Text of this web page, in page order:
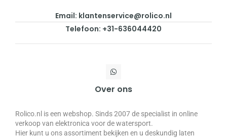
Email: klantenservice@rolico.nl
Telefoon: +31-636044420
Over ons
Rolico.nl is een webshop. Sinds 2007 de specialist in online
verkoop van elektronica voor de watersport.
Hier kunt u ons assortiment bekijken en u deskundig laten